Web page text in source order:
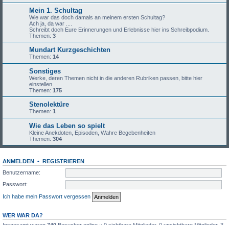
Mein 1. Schultag
Wie war das doch damals an meinem ersten Schultag?
Ach ja, da war ....
Schreibt doch Eure Erinnerungen und Erlebnisse hier ins Schreibpodium.
Themen: 3
Mundart Kurzgeschichten
Themen: 14
Sonstiges
Werke, deren Themen nicht in die anderen Rubriken passen, bitte hier
einstellen
Themen: 175
Stenolektüre
Themen: 1
Wie das Leben so spielt
Kleine Anekdoten, Episoden, Wahre Begebenheiten
Themen: 304
ANMELDEN • REGISTRIEREN
Benutzername:
Passwort:
Ich habe mein Passwort vergessen
WER WAR DA?